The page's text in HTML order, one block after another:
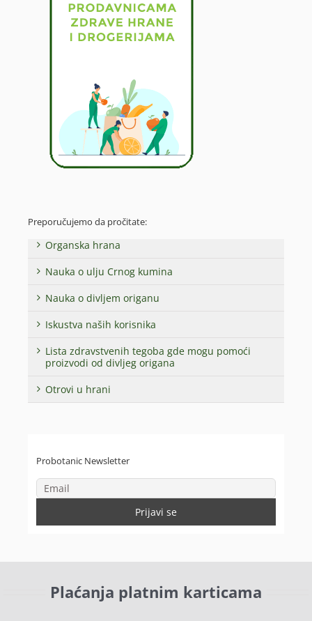
Preporučujemo da pročitate:
Organska hrana
Nauka o ulju Crnog kumina
Nauka o divljem origanu
Iskustva naših korisnika
Lista zdravstvenih tegoba gde mogu pomoći
proizvodi od divljeg origana
Otrovi u hrani
Probotanic Newsletter
Plaćanja platnim karticama